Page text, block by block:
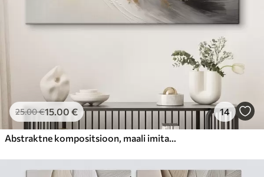
25.00€15.00 € 14
Abstraktne kompositsioon, maali imitatsioon